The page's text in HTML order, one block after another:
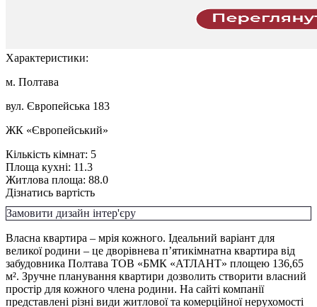
Характеристики:
м. Полтава
вул. Європейська 183
ЖК «Європейський»
Кількість кімнат: 5
Площа кухні: 11.3
Житлова площа: 88.0
Дізнатись вартість
Замовити дизайн інтер'єру
Власна квартира – мрія кожного. Ідеальний варіант для
великої родини – це дворівнева п’ятикімнатна квартира від
забудовника Полтава ТОВ «БМК «АТЛАНТ» площею 136,65
м². Зручне планування квартири дозволить створити власний
простір для кожного члена родини. На сайті компанії
представлені різні види житлової та комерційної нерухомості